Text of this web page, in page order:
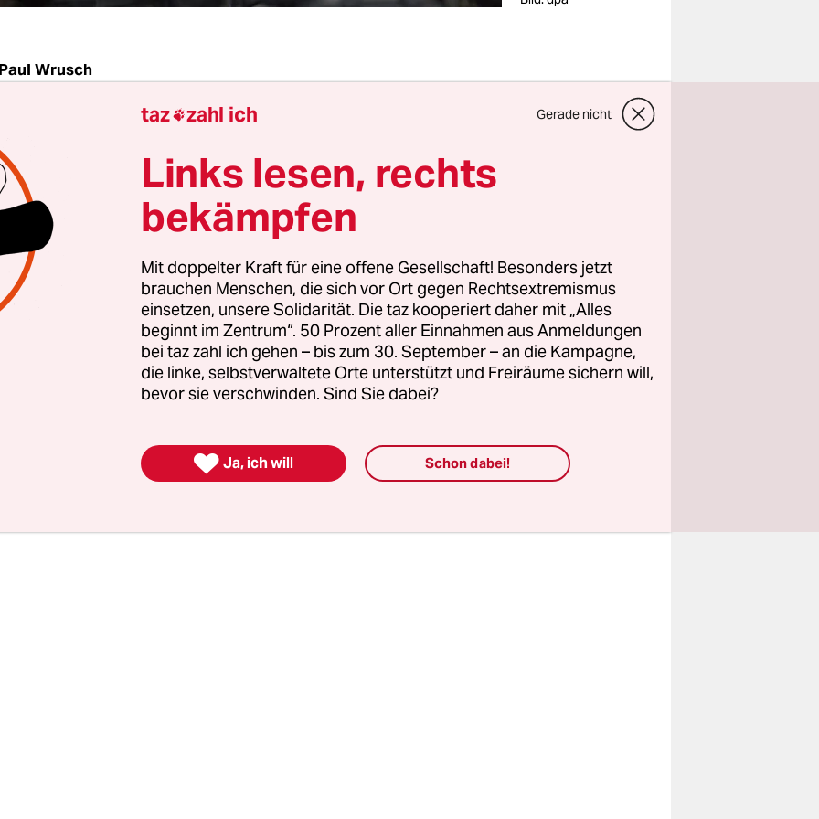
Paul Wrusch
nach dem Dresdner
nach einer Änderung der Strafprozessordnung laut. Die
das Gesetz, das die sogenannte Funkzellenauswertung
präzisieren. Auch FDP-Bundesjustizministerin Sabine
Schnarrenberger sieht Änderungsbedarf. Nur die Union
zurück.
Sachsen selbsthat jetzt Pläne für eine
Bundesratsinitiative konkretisiert.
sächsische Landesregierung die massenhafte Ermittlung
bei den Dresdner Antinaziprotesten im
für eine Bundesratsinitiative vorgelegt. Darin will er
zur FZA präzisieren.
taz zahl ich Gerade nicht
Links lesen, rechts
bekämpfen
Mit doppelter Kraft für eine offene Gesellschaft! Besonders jetzt
brauchen Menschen, die sich vor Ort gegen Rechtsextremismus
einsetzen, unsere Solidarität. Die taz kooperiert daher mit „Alles
beginnt im Zentrum“. 50 Prozent aller Einnahmen aus Anmeldungen
bei taz zahl ich gehen – bis zum 30. September – an die Kampagne,
die linke, selbstverwaltete Orte unterstützt und Freiräume sichern will,
bevor sie verschwinden. Sind Sie dabei?
 Ja, ich will Schon dabei!